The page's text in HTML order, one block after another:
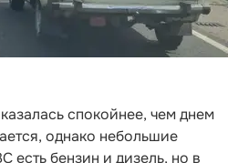
спокойнее, чем днем
однако небольшие
бензин и дизель, но в